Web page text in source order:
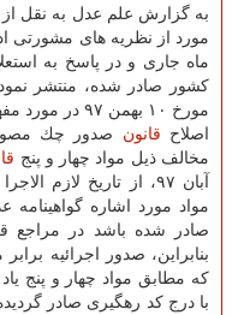
به گزارش علم عدل به نقل
مورد از نظریه های مشورتی
ماه جاری و در پاسخ به
مورخ ۱۰ بهمن ۹۷ در مورد مفهوم مخالف ذیل مواد چهار و پنج
اصلاح قانون
مخالف ذیل مواد چهار و پنج
آبان ۹۷، از تاریخ لازم الاجرا شدن این
مواد مورد اشاره
صادر شده باشد در مراجع
بنابراین، صدور اجرائیه برابر ماده
كه مطابق مواد چهار و پنج